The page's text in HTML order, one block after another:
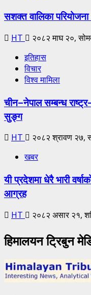
सशक्त वालिका
HT
२०८२ माघ २०,
इतिहास
विचार
विश्व मामिला
चीन–नेपाल सम्बन्ध
सुङ्ग
HT
२०८२ श्रावण २७,
खबर
यी प्रदेशमा धेरै भारी
आग्रह
HT २०८२ असार २१,
हिमालयन ट्रिबुन